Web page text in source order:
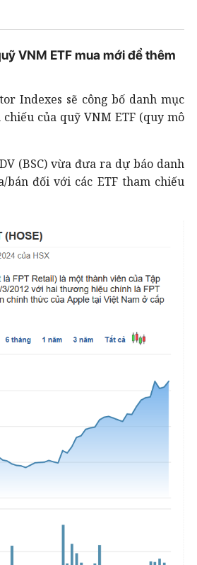
VNM ETF mua mới để thêm
Indexes sẽ công bố danh mục
của quỹ VNM ETF (quy mô
(BSC) vừa đưa ra dự báo danh
đối với các ETF tham chiếu